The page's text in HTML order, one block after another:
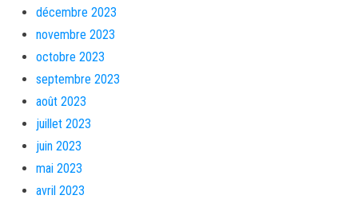
décembre 2023
novembre 2023
octobre 2023
septembre 2023
août 2023
juillet 2023
juin 2023
mai 2023
avril 2023